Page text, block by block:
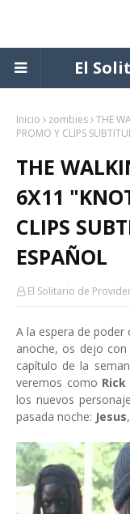
El
Inicio zombies THE
PROMO Y CLIPS
THE
6X11
CLIPS
ESPAÑOL
El Solitario de
A la espera de
anoche, os dejo
capítulo de la
veremos como Rick
los nuevos
pasada noche: Jesus